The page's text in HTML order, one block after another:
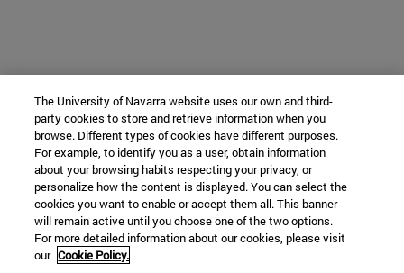
The University of Navarra website uses our own and third-
party cookies to store and retrieve information when you
browse. Different types of cookies have different purposes.
For example, to identify you as a user, obtain information
about your browsing habits respecting your privacy, or
personalize how the content is displayed. You can select the
cookies you want to enable or accept them all. This banner
will remain active until you choose one of the two options.
For more detailed information about our cookies, please visit
our Cookie Policy.